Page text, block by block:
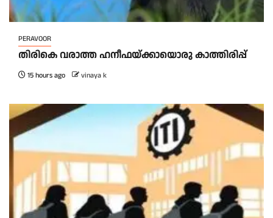
PERAVOOR
തിരികെ വരാത്ത ഹനീഫയ്ക്കായൊരു കാത്തിരിപ്പ്
15 hours ago vinaya k